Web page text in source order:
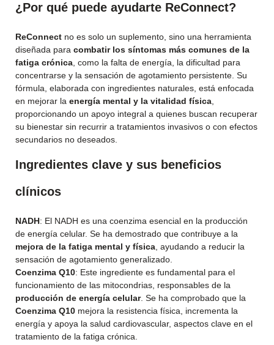
¿Por qué puede ayudarte ReConnect?
ReConnect no es solo un suplemento, sino una herramienta
diseñada para combatir los síntomas más comunes de la
fatiga crónica , como la falta de energía, la dificultad para
concentrarse y la sensación de agotamiento persistente. Su
fórmula, elaborada con ingredientes naturales, está enfocada
en mejorar la energía mental y la vitalidad física
proporcionando un apoyo integral a quienes buscan recuperar
su bienestar sin recurrir a tratamientos invasivos o con efectos
secundarios no deseados.
Ingredientes clave y sus beneficios
clínicos
NADH: El NADH es una coenzima esencial en la producción
de energía celular. Se ha demostrado que contribuye a la
mejora de la fatiga mental y física , ayudando a reducir la
sensación de agotamiento generalizado.
Coenzima Q10: Este ingrediente es fundamental para el
funcionamiento de las mitocondrias, responsables de la
producción de energía celular. Se ha comprobado que la
Coenzima Q10 mejora la resistencia física, incrementa la
energía y apoya la salud cardiovascular, aspectos clave en el
tratamiento de la fatiga crónica.